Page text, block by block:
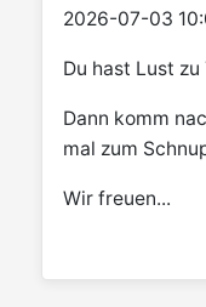
Details
2026-07-03
Du hast Lust zu
Dann komm
mal zum
Wir freuen...